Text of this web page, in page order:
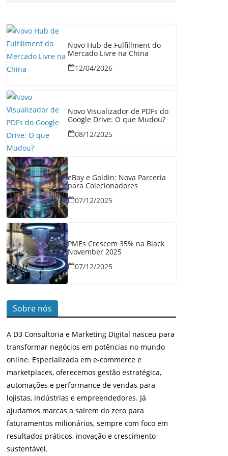
Novo Hub de Fulfillment do
Mercado Livre na China
12/04/2026
Novo Visualizador de PDFs do
Google Drive: O que Mudou?
08/12/2025
eBay e Goldin: Nova Parceria
para Colecionadores
07/12/2025
PMEs Crescem 35% na Black
November 2025
07/12/2025
Sobre nós
A D3 Consultoria e Marketing Digital nasceu para
transformar negócios em potências no mundo
online. Especializada em e-commerce e
marketplaces, oferecemos gestão estratégica,
automações e performance de vendas para
lojistas, indústrias e empreendedores. Já
ajudamos marcas a saírem do zero para
faturamentos milionários, sempre com foco em
resultados práticos, inovação e crescimento
sustentável.